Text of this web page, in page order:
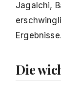
Jagalchi,
Ergebnisse.
Die